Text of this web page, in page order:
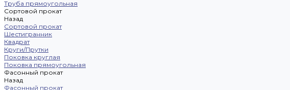
Труба прямоугольная
Сортовой прокат
Назад
Сортовой прокат
Шестигранник
Квадрат
Круги/Прутки
Поковка круглая
Поковка прямоугольная
Фасонный прокат
Назад
Фасонный прокат